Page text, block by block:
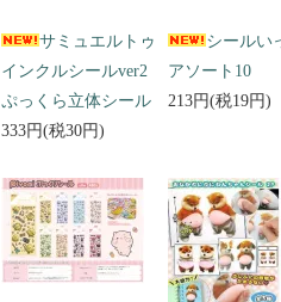
サミュエルトゥ
インクルシールver2
ぷっくら立体シール
333円(税30円)
シールい
アソート10
213円(税19円)